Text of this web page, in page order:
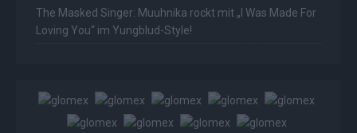
The Masked Singer: Muuhnika rockt mit „I Was Made For
Loving You“ im Yungblud-Style!